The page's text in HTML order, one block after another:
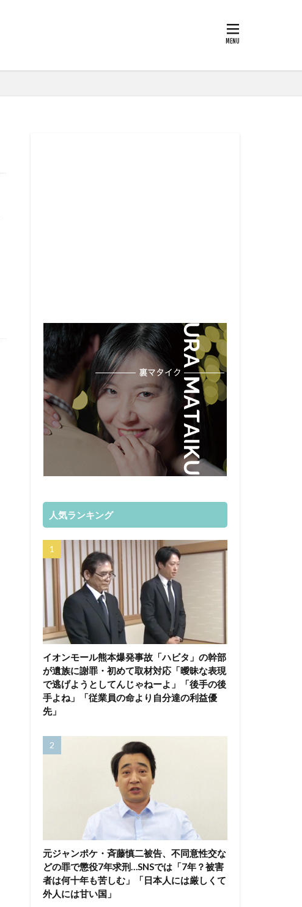
人気ランキング
イオンモール熊本爆発事故「ハビタ」の幹部
が遺族に謝罪・初めて取材対応「曖昧な表現
で逃げようとしてんじゃねーよ」「後手の後
手よね」「従業員の命より自分達の利益優
先」
元ジャンポケ・斉藤慎二被告、不同意性交な
どの罪で懲役7年求刑…SNSでは「7年？被害
者は何十年も苦しむ」「日本人には厳しくて
外人には甘い国」